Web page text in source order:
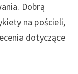
Dobrą
na pościeli,
dotyczące